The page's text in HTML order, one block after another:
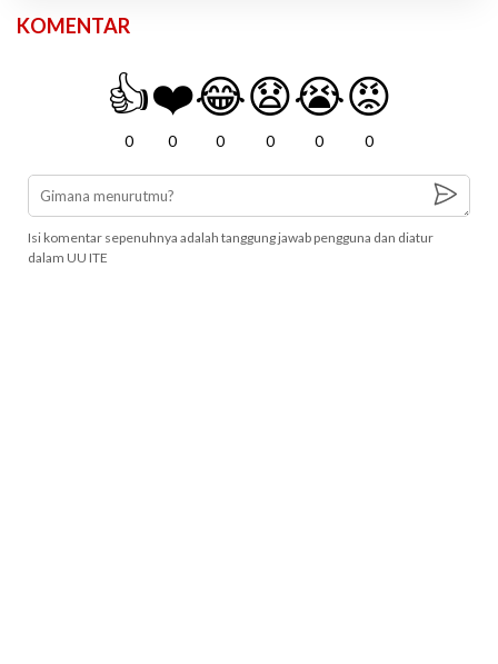
KOMENTAR
👍
0
❤️
0
😂
0
😧
0
😭
0
😡
0
Isi komentar sepenuhnya adalah tanggung jawab pengguna dan diatur
dalam UU ITE